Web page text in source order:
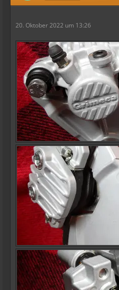
20. Oktober 2022 um 13:26